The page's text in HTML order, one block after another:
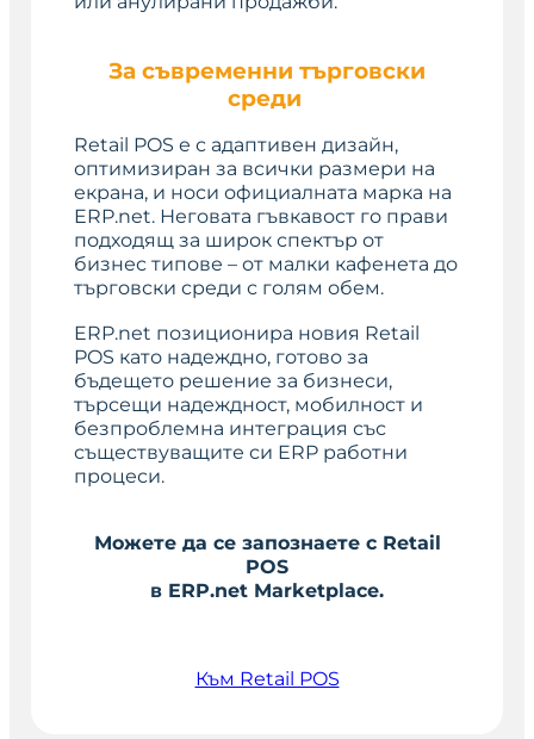
За съвременни търговски
среди
Retail POS е с адаптивен дизайн,
оптимизиран за всички размери на
екрана, и носи официалната марка на
ERP.net. Неговата гъвкавост го прави
подходящ за широк спектър от
бизнес типове – от малки кафенета до
търговски среди с голям обем.
ERP.net позиционира новия Retail
POS като надеждно, готово за
бъдещето решение за бизнеси,
търсещи надеждност, мобилност и
безпроблемна интеграция със
съществуващите си ERP работни
процеси.
Можете да се запознаете с Retail
POS
в ERP.net Marketplace.
Към Retail POS